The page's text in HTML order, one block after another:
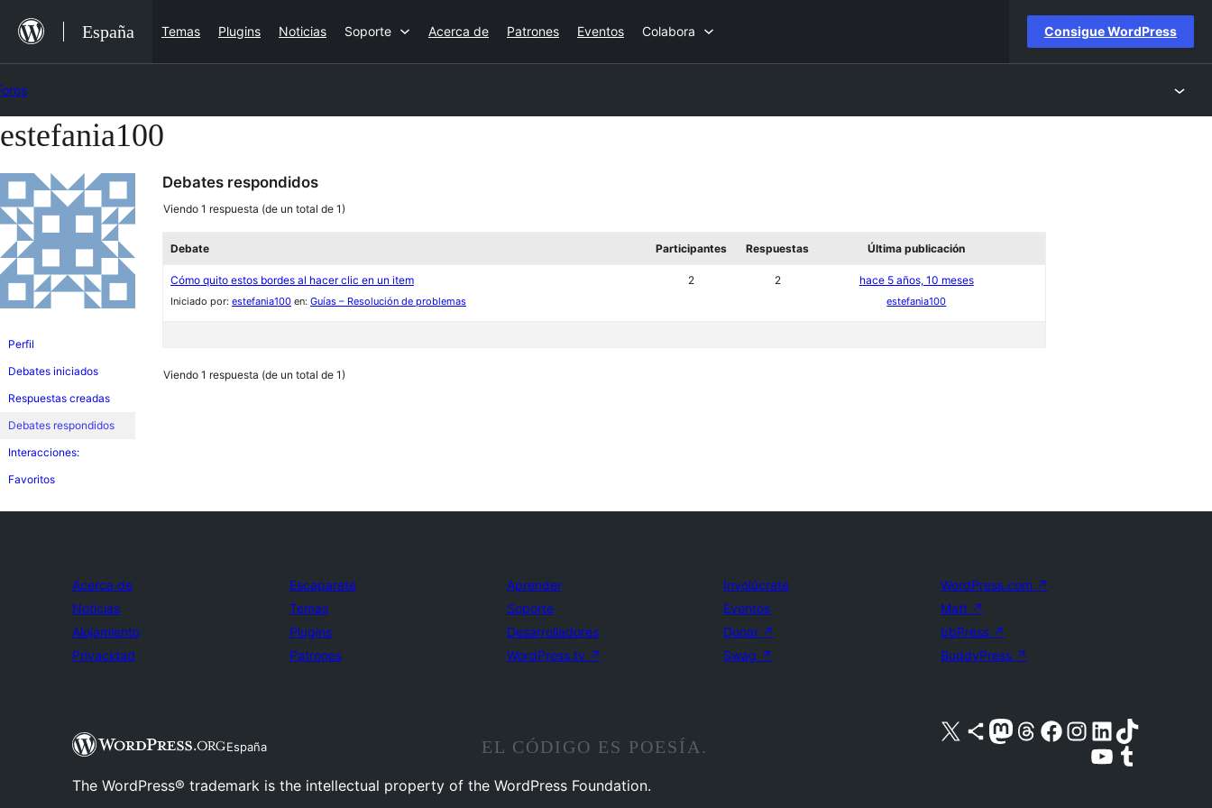
contenido
España Temas Plugins Noticias Soporte Acerca de Patrones Eventos Colabora Consigue WordPress
Saltar
contenido
estefania100
Perfil
Debates iniciados
Respuestas creadas
Debates respondidos
Interacciones:
Favoritos
Debates respondidos
Viendo 1 respuesta (de un total de 1)
Debate Participantes Respuestas Última publicación
Cómo quito estos bordes al hacer clic en un item
Iniciado por: estefania100 en: Guías – Resolución de problemas
2 2 hace 5 años, 10 meses
estefania100
Viendo 1 respuesta (de un total de 1)
Acerca de
Noticias
Alojamiento
Privacidad
Escaparate
Temas
Plugins
Patrones
Aprender
Soporte
Desarrolladores
WordPress.tv ↗
Involúcrate
Eventos
Donar ↗
Swag ↗
WordPress.com ↗
Matt ↗
bbPress ↗
BuddyPress ↗
España
Visita nuestra cuenta de X (anteriormente Twitter)
Visita nuestra cuenta de Bluesky
Visita nuestra cuenta de Mastodon
Visita nuestra cuenta de Threads
Visita nuestra página de Facebook
Visita nuestra cuenta de Instagram
Visita nuestra cuenta de LinkedIn
Visita nuestra cuenta de TikTok
Visita nuestro canal de YouTube
Visita nuestra cuenta de Tumblr
EL CÓDIGO ES POESÍA.
The WordPress® trademark is the intellectual property of the WordPress Foundation.